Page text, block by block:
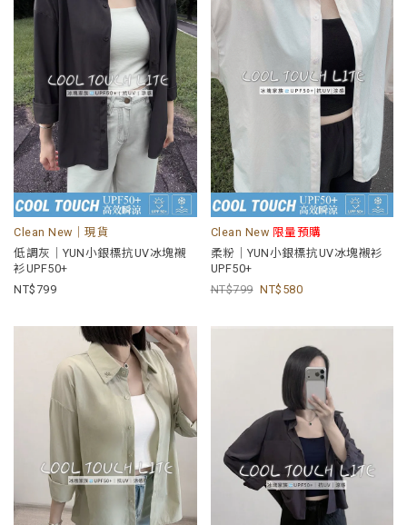
Clean New｜現貨
低調灰｜YUN小銀標抗UV冰塊襯
衫UPF50+
799
Clean New 限量預購
柔粉｜YUN小銀標抗UV冰塊襯衫
UPF50+
799
580